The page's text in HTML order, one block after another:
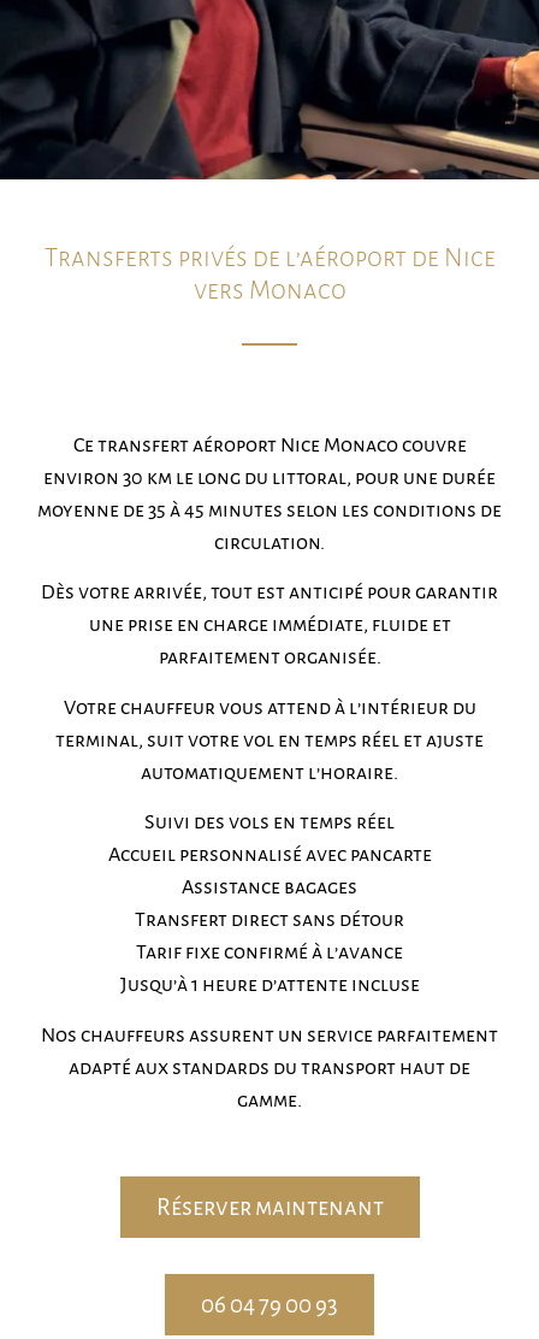
Transferts privés de l’aéroport de Nice
vers Monaco
Ce transfert aéroport Nice Monaco couvre
environ 30 km le long du littoral, pour une durée
moyenne de 35 à 45 minutes selon les conditions de
circulation.
Dès votre arrivée, tout est anticipé pour garantir
une prise en charge immédiate, fluide et
parfaitement organisée.
Votre chauffeur vous attend à l’intérieur du
terminal, suit votre vol en temps réel et ajuste
automatiquement l’horaire.
Suivi des vols en temps réel
Accueil personnalisé avec pancarte
Assistance bagages
Transfert direct sans détour
Tarif fixe confirmé à l’avance
Jusqu’à 1 heure d’attente incluse
Nos chauffeurs assurent un service parfaitement
adapté aux standards du transport haut de
gamme.
Réserver maintenant
06 04 79 00 93